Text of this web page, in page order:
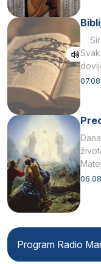
Sir
Program Radio